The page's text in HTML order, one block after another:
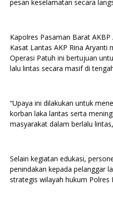
pesan keselamatan secara
Kapolres Pasaman Barat
Kasat Lantas AKP Rina Aryanti
Operasi Patuh ini bertujuan
lalu lintas secara masif di
“Upaya ini dilakukan untuk
korban laka lantas serta
masyarakat dalam berlalu
Selain kegiatan edukasi,
penindakan kepada pelanggar
strategis wilayah hukum Polres